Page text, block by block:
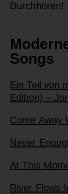
Durchhören!
Songs
Ein Teil von
Edition) –
Come Away
Never
At This
River Flows